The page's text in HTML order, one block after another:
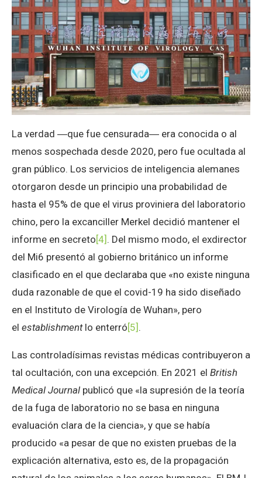
La verdad ―que fue censurada― era conocida o al
menos sospechada desde 2020, pero fue ocultada al
gran público. Los servicios de inteligencia alemanes
otorgaron desde un principio una probabilidad de
hasta el 95% de que el virus proviniera del laboratorio
chino, pero la excanciller Merkel decidió mantener el
informe en secreto[4] . Del mismo modo, el exdirector
del Mi6 presentó al gobierno británico un informe
clasificado en el que declaraba que «no existe ninguna
duda razonable de que el covid-19 ha sido diseñado
en el Instituto de Virología de Wuhan», pero
el establishment lo enterró[5] .
Las controladísimas revistas médicas contribuyeron a
tal ocultación, con una excepción. En 2021 el British
Medical Journal publicó que «la supresión de la teoría
de la fuga de laboratorio no se basa en ninguna
evaluación clara de la ciencia», y que se había
producido «a pesar de que no existen pruebas de la
explicación alternativa, esto es, de la propagación